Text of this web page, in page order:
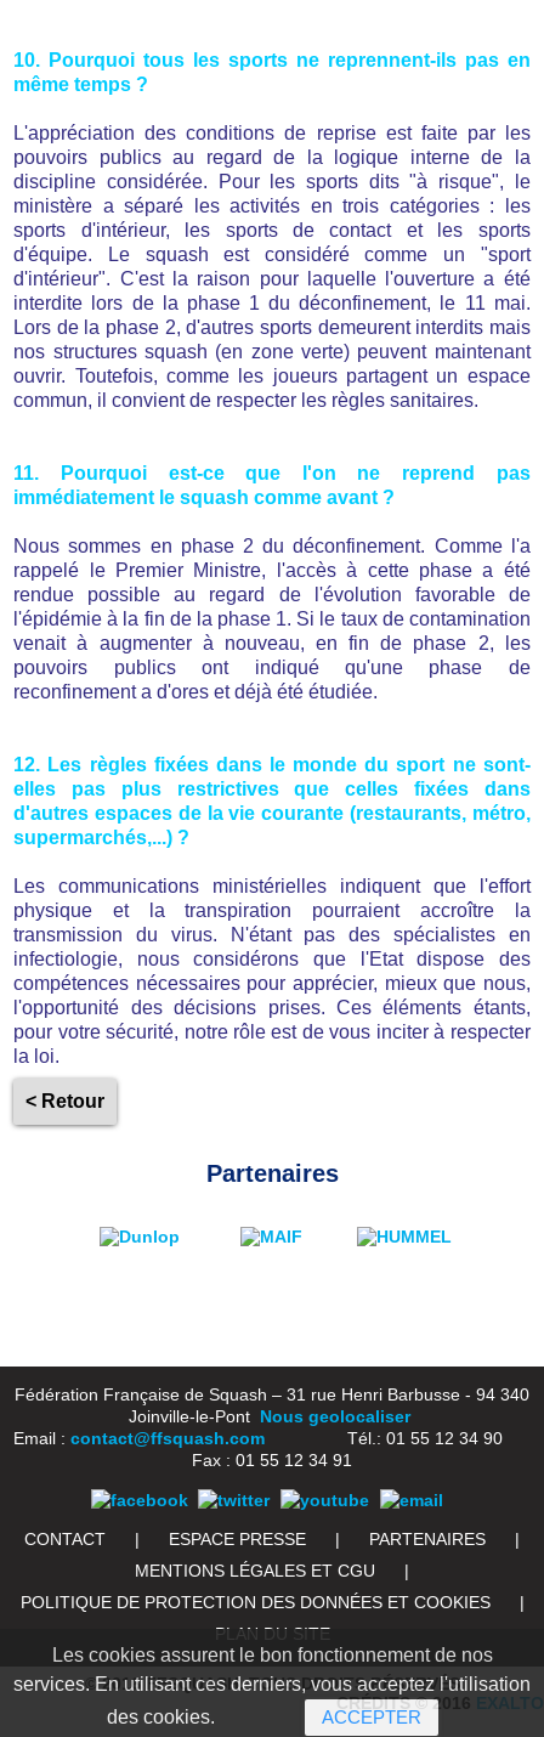
10. Pourquoi tous les sports ne reprennent-ils pas en
même temps ?
L'appréciation des conditions de reprise est faite par les
pouvoirs publics au regard de la logique interne de la
discipline considérée. Pour les sports dits "à risque", le
ministère a séparé les activités en trois catégories : les
sports d'intérieur, les sports de contact et les sports
d'équipe. Le squash est considéré comme un "sport
d'intérieur". C'est la raison pour laquelle l'ouverture a été
interdite lors de la phase 1 du déconfinement, le 11 mai.
Lors de la phase 2, d'autres sports demeurent interdits mais
nos structures squash (en zone verte) peuvent maintenant
ouvrir. Toutefois, comme les joueurs partagent un espace
commun, il convient de respecter les règles sanitaires.
11. Pourquoi est-ce que l'on ne reprend pas
immédiatement le squash comme avant ?
Nous sommes en phase 2 du déconfinement. Comme l'a
rappelé le Premier Ministre, l'accès à cette phase a été
rendue possible au regard de l'évolution favorable de
l'épidémie à la fin de la phase 1. Si le taux de contamination
venait à augmenter à nouveau, en fin de phase 2, les
pouvoirs publics ont indiqué qu'une phase de
reconfinement a d'ores et déjà été étudiée.
12. Les règles fixées dans le monde du sport ne sont-
elles pas plus restrictives que celles fixées dans
d'autres espaces de la vie courante (restaurants, métro,
supermarchés,...) ?
Les communications ministérielles indiquent que l'effort
physique et la transpiration pourraient accroître la
transmission du virus. N'étant pas des spécialistes en
infectiologie, nous considérons que l'Etat dispose des
compétences nécessaires pour apprécier, mieux que nous,
l'opportunité des décisions prises. Ces éléments étants,
pour votre sécurité, notre rôle est de vous inciter à respecter
la loi.
< Retour
Partenaires
Fédération Française de Squash – 31 rue Henri Barbusse - 94 340
Joinville-le-Pont Nous geolocaliser
Email : contact@ffsquash.comTél.: 01 55 12 34 90
Fax : 01 55 12 34 91
CONTACT | ESPACE PRESSE | PARTENAIRES
|
MENTIONS LÉGALES ET CGU
|
POLITIQUE DE PROTECTION DES DONNÉES ET COOKIES
|
PLAN DU SITE
© 2016 FFSQUASH. TOUS DROITS RÉSERVÉS
CRÉDITS © 2016 EXALTO
Les cookies assurent le bon fonctionnement de nos
services. En utilisant ces derniers, vous acceptez l'utilisation
des cookies.
ACCEPTER